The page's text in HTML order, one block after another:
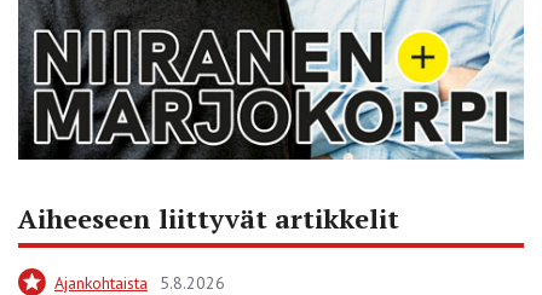
Aiheeseen liittyvät artikkelit
Ajankohtaista 5.8.2026